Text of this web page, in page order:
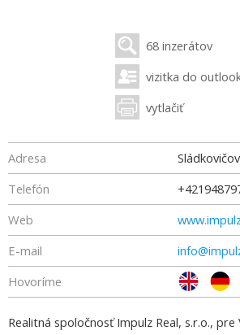
68 inzerátov
vizitka do
vytlačiť
Adresa
Telefón
Web
E-mail
Hovoríme
Realitná spoločnosť Impulz Real, s.r.o., pre